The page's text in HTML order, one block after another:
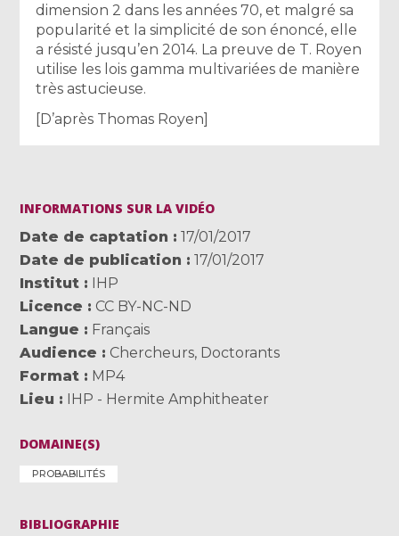
dimension 2 dans les années 70, et malgré sa
popularité et la simplicité de son énoncé, elle
a résisté jusqu’en 2014. La preuve de T. Royen
utilise les lois gamma multivariées de manière
très astucieuse.
[D’après Thomas Royen]
INFORMATIONS SUR LA VIDÉO
Date de captation
17/01/2017
Date de publication
17/01/2017
Institut
IHP
Licence
CC BY-NC-ND
Langue
Français
Audience
Chercheurs, Doctorants
Format
MP4
Lieu
IHP - Hermite Amphitheater
DOMAINE(S)
PROBABILITÉS
BIBLIOGRAPHIE